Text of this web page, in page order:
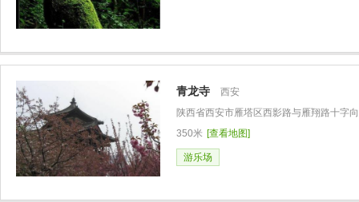
青龙寺
西安
陕西省西安市雁塔区西影路与雁翔路十字
350米 [查看地图]
游乐场